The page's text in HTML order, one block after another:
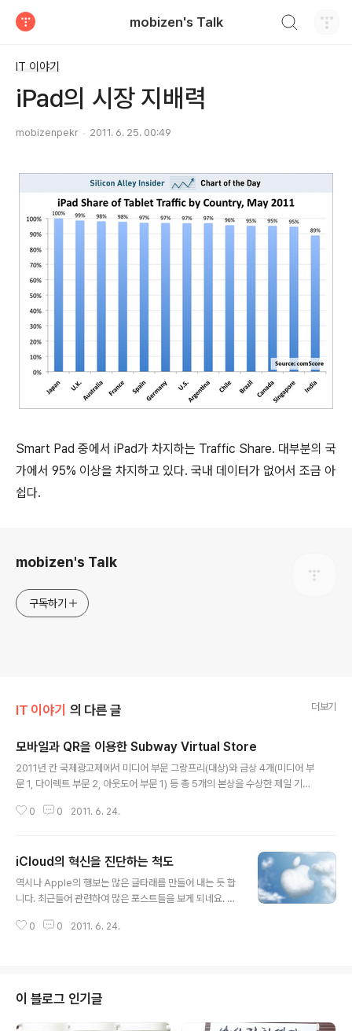
mobizen's Talk
IT 이야기
iPad의 시장 지배력
mobizenpekr 2011. 6. 25. 00:49
Smart Pad 중에서 iPad가 차지하는 Traffic Share. 대부분의 국
가에서 95% 이상을 차지하고 있다. 국내 데이터가 없어서 조금 아
쉽다.
mobizen's Talk
구독하기
IT 이야기 의 다른 글 더보기
모바일과 QR을 이용한 Subway Virtual Store
2011년 칸 국제광고제에서 미디어 부문 그랑프리(대상)와 금상 4개(미디어 부
문 1, 다이렉트 부문 2, 아웃도어 부문 1) 등 총 5개의 본상을 수상한 제일 기획.
이 동해 자료를 찾아 보았다. 해당 광고의 내용은 2010년 11월 한강진역에 설
만들었다. 광고를 넘어서 상품 판매의 채널에 대한 확장에 대해 좋은 시도를 한
사례이다. 실제 한강진역은 주택가가 밀집된 지역이 아니고 QR에 대한 랜딩 처
리와 고객 인증 등이 문제가 되어 실효가 많지는 않았으리라 예상된다...
0 0 2011. 6. 24.
iCloud의 혁신을 진단하는 척도
역시나 Apple의 행보는 많은 글타래를 만들어 내는 듯 합
니다. 최근들어 관련하여 많은 포스트들을 보게 되네요. 대
혁신인가? 개선인가?' 라는 포스팅입니다. 개인적으로 jer
혁신이라고 볼 수 있을까' 정도겠네요. 일전에 제 블로그를
통해( http://www.mobizen.pe.kr/987 ) Cloud는 마
케팅 용어라는 이야기를 한 적이 있습니다. '마케팅 용어'라
0 0 2011. 6. 24.
이 블로그 인기글